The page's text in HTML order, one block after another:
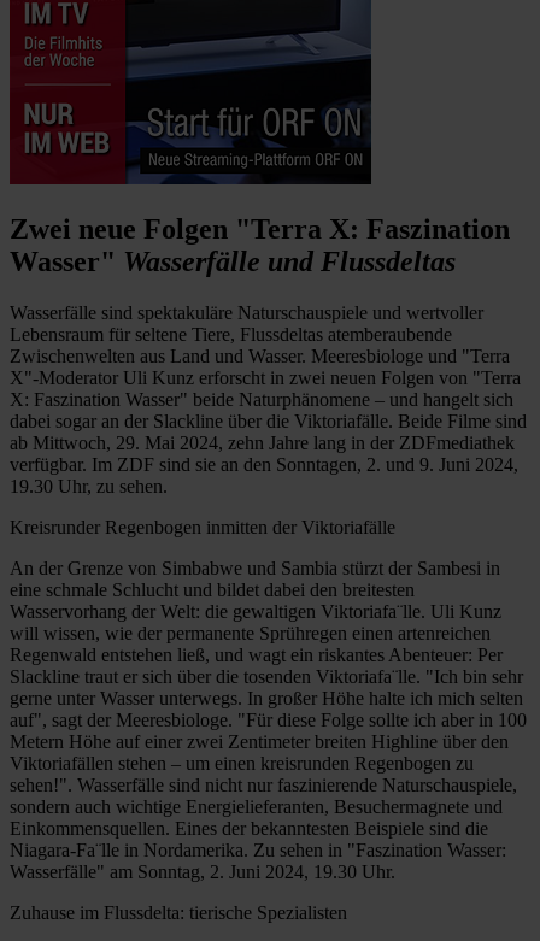
Zwei neue Folgen "Terra X: Faszination
Wasser" Wasserfälle und Flussdeltas
Wasserfälle sind spektakuläre Naturschauspiele und wertvoller
Lebensraum für seltene Tiere, Flussdeltas atemberaubende
Zwischenwelten aus Land und Wasser. Meeresbiologe und "Terra
X"-Moderator Uli Kunz erforscht in zwei neuen Folgen von "Terra
X: Faszination Wasser" beide Naturphänomene – und hangelt sich
dabei sogar an der Slackline über die Viktoriafälle. Beide Filme sind
ab Mittwoch, 29. Mai 2024, zehn Jahre lang in der ZDFmediathek
verfügbar. Im ZDF sind sie an den Sonntagen, 2. und 9. Juni 2024,
19.30 Uhr, zu sehen.
Kreisrunder Regenbogen inmitten der Viktoriafälle
An der Grenze von Simbabwe und Sambia stürzt der Sambesi in
eine schmale Schlucht und bildet dabei den breitesten
Wasservorhang der Welt: die gewaltigen Viktoriafa¨lle. Uli Kunz
will wissen, wie der permanente Sprühregen einen artenreichen
Regenwald entstehen ließ, und wagt ein riskantes Abenteuer: Per
Slackline traut er sich über die tosenden Viktoriafa¨lle. "Ich bin sehr
gerne unter Wasser unterwegs. In großer Höhe halte ich mich selten
auf", sagt der Meeresbiologe. "Für diese Folge sollte ich aber in 100
Metern Höhe auf einer zwei Zentimeter breiten Highline über den
Viktoriafällen stehen – um einen kreisrunden Regenbogen zu
sehen!". Wasserfälle sind nicht nur faszinierende Naturschauspiele,
sondern auch wichtige Energielieferanten, Besuchermagnete und
Einkommensquellen. Eines der bekanntesten Beispiele sind die
Niagara-Fa¨lle in Nordamerika. Zu sehen in "Faszination Wasser:
Wasserfälle" am Sonntag, 2. Juni 2024, 19.30 Uhr.
Zuhause im Flussdelta: tierische Spezialisten